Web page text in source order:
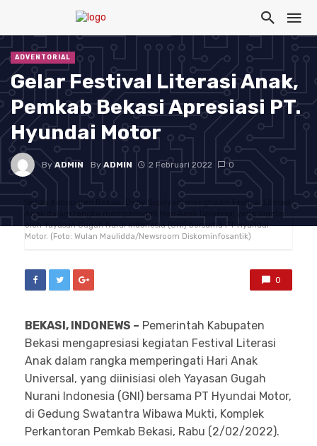
ADVENTORIAL
Gelar Festival Literasi Anak,
Pemkab Bekasi Apresiasi PT.
Hyundai Motor
ByADMIN ByADMIN 2 Februari 2022 0
Sekda Kabupaten Bekasi, Dedy Supriyadi menghadiri Festival Literasi
Anak dalam rangka memperingati Hari Anak Universal yang digelar
oleh Yayasan Gugah Nurai Indonesia (GNI) bersama PT Hyundai
Motor. (Foto: Wulan Maulidda/Newsroom Diskominfosantik)
0
BEKASI, INDONEWS – Pemerintah Kabupaten
Bekasi mengapresiasi kegiatan Festival Literasi
Anak dalam rangka memperingati Hari Anak
Universal, yang diinisiasi oleh Yayasan Gugah
Nurani Indonesia (GNI) bersama PT Hyundai Motor,
di Gedung Swatantra Wibawa Mukti, Komplek
Perkantoran Pemkab Bekasi, Rabu (2/02/2022).